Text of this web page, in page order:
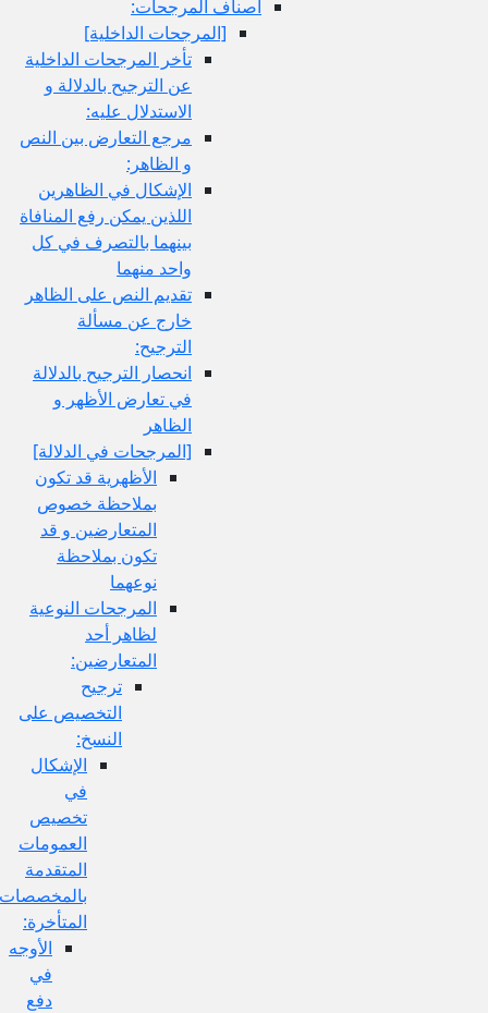
أصناف المرجحات:
[المرجحات الداخلية]
تأخر المرجحات الداخلية
عن الترجيح بالدلالة و
الاستدلال عليه:
مرجع التعارض بين النص
و الظاهر:
الإشكال في الظاهرين
اللذين يمكن رفع المنافاة
بينهما بالتصرف في كل
واحد منهما
تقديم النص على الظاهر
خارج عن مسألة
الترجيح:
انحصار الترجيح بالدلالة
في تعارض الأظهر و
الظاهر
[المرجحات في الدلالة]
الأظهرية قد تكون
بملاحظة خصوص
المتعارضين و قد
تكون بملاحظة
المرجحات النوعية
لظاهر أحد
المتعارضين:
ترجيح
التخصيص على
الإشكال
تخصيص
العمومات
المتقدمة
بالمخصصات
المتأخرة:
الأوجه